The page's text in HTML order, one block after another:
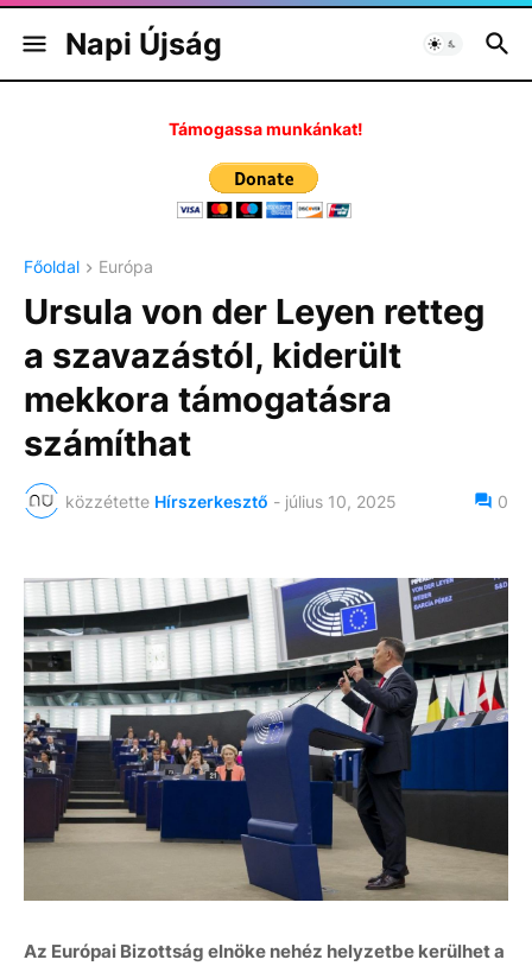
Napi Újság
Támogassa munkánkat!
Főoldal Európa
Ursula von der Leyen retteg
a szavazástól, kiderült
mekkora támogatásra
számíthat
közzétette Hírszerkesztő - július 10, 2025 0
Az Európai Bizottság elnöke nehéz helyzetbe kerülhet a